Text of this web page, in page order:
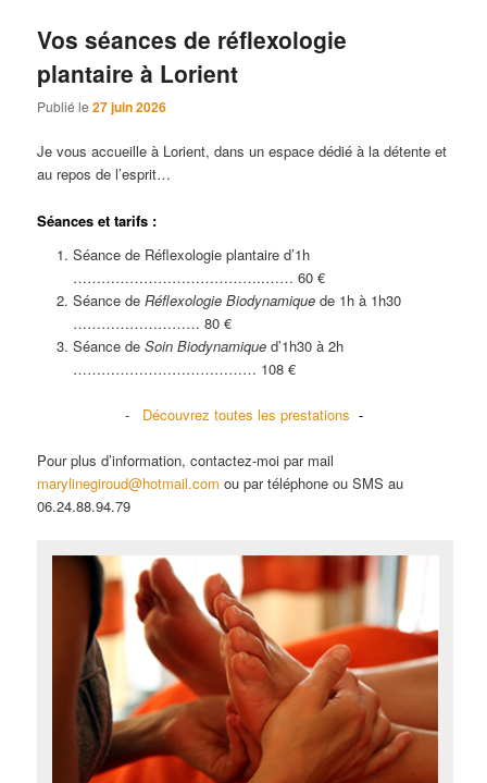
Vos séances de réflexologie
plantaire à Lorient
Publié le27 juin 2026
Je vous accueille à Lorient, dans un espace dédié à la détente et
au repos de l’esprit…
Séances et tarifs :
Séance de Réflexologie plantaire d’1h
…………………………………..…… 60 €
Séance de Réflexologie Biodynamiquede 1h à 1h30
……………………… 80 €
Séance de Soin Biodynamiqued’1h30 à 2h
………………………………… 108 €
- Découvrez toutes les prestations -
Pour plus d’information, contactez-moi par mail
marylinegiroud@hotmail.com ou par téléphone ou SMS au
06.24.88.94.79